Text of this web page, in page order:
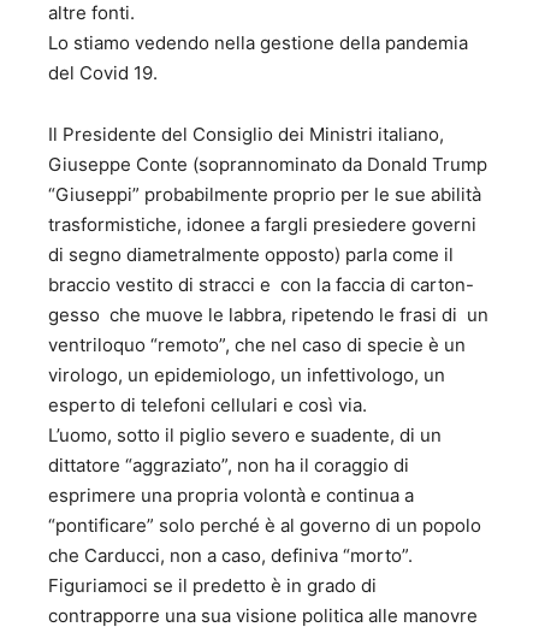
dorma” - Avagliano Editore - 2010; 10. “Le luci spente
dell’illuminismo” - Avagliano Editore - 2010; 11. “La forza e
la frode” –Avagliano Editore 2012 12. “Il dispotismo
14. “Debole di costituzione” – Editore Mondadori 2014 15.
“Europa mia, benché il parlar sia indarno” Avagliano
Editore, 2017 16. " Il decennio nero degli Italiani – Dal
Porcellum al Rosatellum – Avagliano 2018 17. "Elogio del
pensiero libero – Genesi Editrice 2019 B) SAGGI
CINEMATOGRAFICI 18. “Il bello nel cinema” - Saggi di
estetica cinematografica - Seam Editrice - 2000; 19. “Il
Leone e gli Oscar” - Saggi di estetica cinematografica -
Eagle Pictures editrice - 2001; 20, “Fermo immagine” -
Saggi di estetica cinematografica- Premio al Festival
Cinematografico di Salerno - Minerva editrice - 2001; 21.
“Il cinema tra irrisione e riflessione” – critiche
cinematografiche -Avagliano Editore, 2011. 22. “Voce fuori
campo” – critiche cinematografiche – Avagliano Editore
2014. 23. “L’Orso e la Palma” – Istituto culturale del
Mezzogiorno. 217 24. “50 film da rivedere” – Istituto
Culturale del Mezzogiorno - 2018 25. "Federico Fellini-
realista e visionario – Ist.Cult.Mezzogiorno 2019 C)
NARRATIVA E POESIA 26. “Un gioco malandrino di finestre
e balconi” - Romanzo - Premio Speciale Grinzane Cavour
altre fonti.
Lo stiamo vedendo nella gestione della pandemia
del Covid 19.
Il Presidente del Consiglio dei Ministri italiano,
Giuseppe Conte (soprannominato da Donald Trump
“Giuseppi” probabilmente proprio per le sue abilità
trasformistiche, idonee a fargli presiedere governi
di segno diametralmente opposto) parla come il
braccio vestito di stracci e con la faccia di carton-
gesso che muove le labbra, ripetendo le frasi di un
ventriloquo “remoto”, che nel caso di specie è un
virologo, un epidemiologo, un infettivologo, un
esperto di telefoni cellulari e così via.
L’uomo, sotto il piglio severo e suadente, di un
dittatore “aggraziato”, non ha il coraggio di
esprimere una propria volontà e continua a
“pontificare” solo perché è al governo di un popolo
che Carducci, non a caso, definiva “morto”.
Figuriamoci se il predetto è in grado di
contrapporre una sua visione politica alle manovre